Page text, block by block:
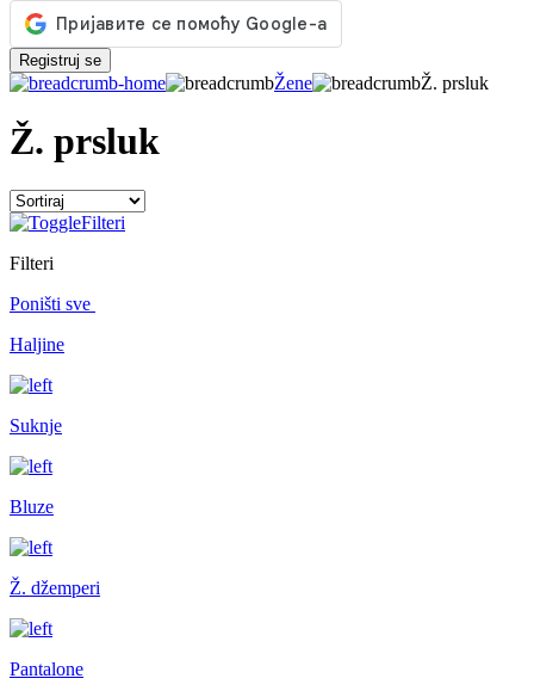
Registruj se
Žene Ž. prsluk
Ž. prsluk
Filteri
Filteri
Poništi sve
Haljine
Suknje
Bluze
Ž. džemperi
Pantalone